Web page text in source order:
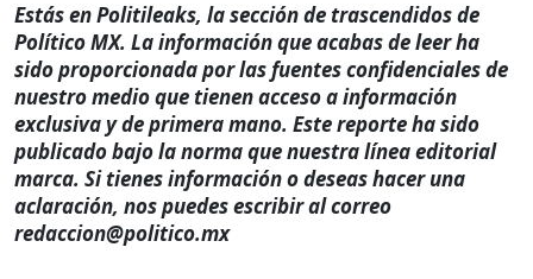
Estás en Politileaks, la sección de trascendidos de
Político MX. La información que acabas de leer ha
sido proporcionada por las fuentes confidenciales de
nuestro medio que tienen acceso a información
exclusiva y de primera mano. Este reporte ha sido
publicado bajo la norma que nuestra línea editorial
marca. Si tienes información o deseas hacer una
aclaración, nos puedes escribir al correo
redaccion@politico.mx